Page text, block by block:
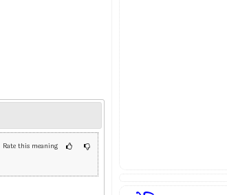
Rate this meaning